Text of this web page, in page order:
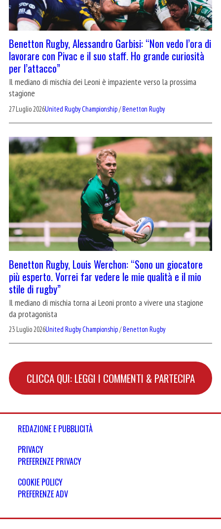
Benetton Rugby, Alessandro Garbisi: “Non vedo l’ora di
lavorare con Pivac e il suo staff. Ho grande curiosità
per l’attacco”
Il mediano di mischia dei Leoni è impaziente verso la prossima
stagione
27 Luglio 2026United Rugby Championship/Benetton Rugby
Benetton Rugby, Louis Werchon: “Sono un giocatore
più esperto. Vorrei far vedere le mie qualità e il mio
stile di rugby”
Il mediano di mischia torna ai Leoni pronto a vivere una stagione
da protagonista
23 Luglio 2026United Rugby Championship/Benetton Rugby
CLICCA QUI: LEGGI I COMMENTI & PARTECIPA
REDAZIONE E PUBBLICITÀ
PRIVACY
PREFERENZE PRIVACY
COOKIE POLICY
PREFERENZE ADV